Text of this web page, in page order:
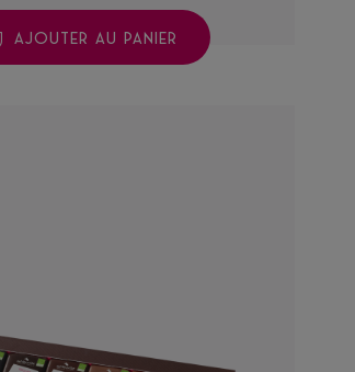
AJOUTER AU PANIER